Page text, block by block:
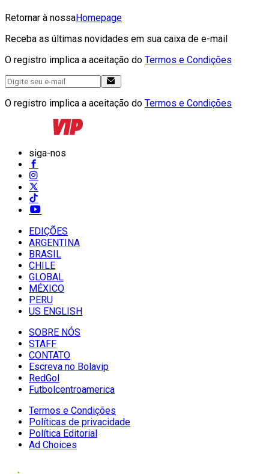
Retornar à nossaHomepage
Receba as últimas novidades em sua caixa de e-mail
O registro implica a aceitação do Termos e Condições
O registro implica a aceitação do Termos e Condições
siga-nos
EDIÇÕES
ARGENTINA
BRASIL
CHILE
GLOBAL
MÉXICO
PERU
US ENGLISH
SOBRE NÓS
STAFF
CONTATO
Escreva no Bolavip
RedGol
Futbolcentroamerica
Termos e Condições
Políticas de privacidade
Política Editorial
Ad Choices